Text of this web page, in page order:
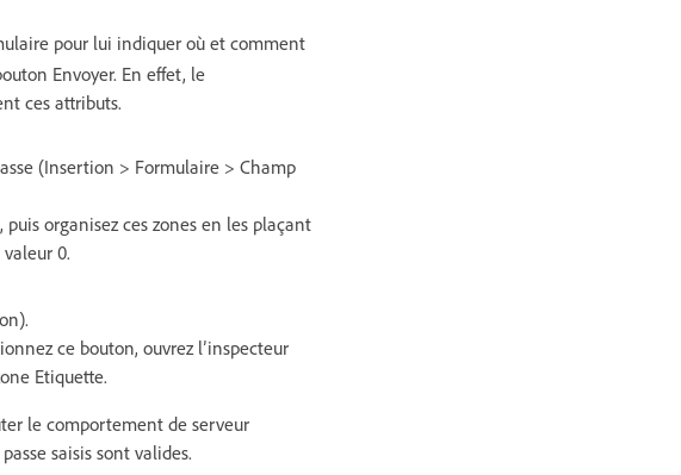
pour lui indiquer où et comment
Envoyer. En effet, le
ces attributs.
(Insertion > Formulaire > Champ
organisez ces zones en les plaçant
0.
ce bouton, ouvrez l’inspecteur
Etiquette.
le comportement de serveur
saisis sont valides.